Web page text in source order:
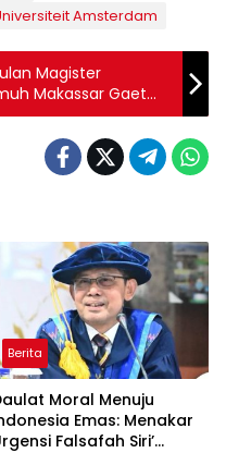
Amsterdam
Magister
Makassar Gaet
Berita
Moral Menuju
Emas: Menakar
Falsafah Siri’